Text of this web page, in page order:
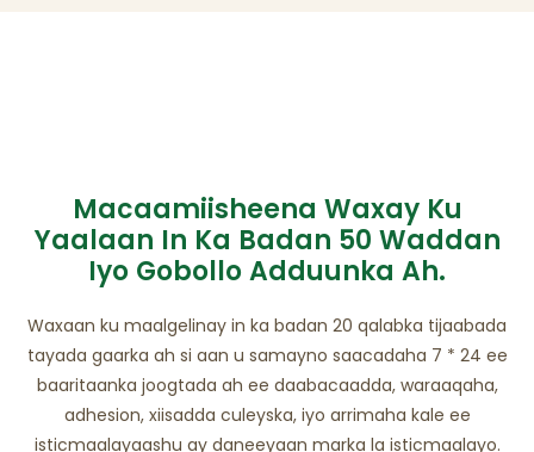
Macaamiisheena Waxay Ku
Yaalaan In Ka Badan 50 Waddan
Iyo Gobollo Adduunka Ah.
Waxaan ku maalgelinay in ka badan 20 qalabka tijaabada
tayada gaarka ah si aan u samayno saacadaha 7 * 24 ee
baaritaanka joogtada ah ee daabacaadda, waraaqaha,
adhesion, xiisadda culeyska, iyo arrimaha kale ee
isticmaalayaashu ay daneeyaan marka la isticmaalayo.